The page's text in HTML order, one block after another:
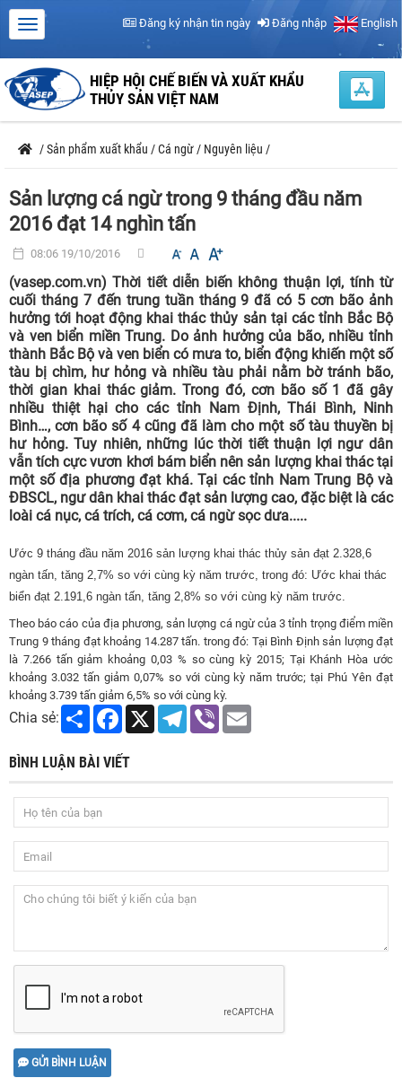
Đăng ký nhận tin ngày Đăng nhập English
HIỆP HỘI CHẾ BIẾN VÀ XUẤT KHẨU
THỦY SẢN VIỆT NAM
/Sản phẩm xuất khẩu /Cá ngừ / Nguyên liệu /
Sản lượng cá ngừ trong 9 tháng đầu năm
2016 đạt 14 nghìn tấn
08:06 19/10/2016
(vasep.com.vn) Thời tiết diễn biến không thuận lợi, tính từ
cuối tháng 7 đến trung tuần tháng 9 đã có 5 cơn bão ảnh
hưởng tới hoạt động khai thác thủy sản tại các tỉnh Bắc Bộ
và ven biển miền Trung. Do ảnh hưởng của bão, nhiều tỉnh
thành Bắc Bộ và ven biển có mưa to, biển động khiến một số
tàu bị chìm, hư hỏng và nhiều tàu phải nằm bờ tránh bão,
thời gian khai thác giảm. Trong đó, cơn bão số 1 đã gây
nhiều thiệt hại cho các tỉnh Nam Định, Thái Bình, Ninh
Bình…, cơn bão số 4 cũng đã làm cho một số tàu thuyền bị
hư hỏng. Tuy nhiên, những lúc thời tiết thuận lợi ngư dân
vẫn tích cực vươn khơi bám biển nên sản lượng khai thác tại
một số địa phương đạt khá. Tại các tỉnh Nam Trung Bộ và
ĐBSCL, ngư dân khai thác đạt sản lượng cao, đặc biệt là các
loài cá nục, cá trích, cá cơm, cá ngừ sọc dưa.....
Ước 9 tháng đầu năm 2016 sản lượng khai thác thủy sản đạt 2.328,6
ngàn tấn, tăng 2,7% so với cùng kỳ năm trước, trong đó: Ước khai thác
biển đạt 2.191,6 ngàn tấn, tăng 2,8% so với cùng kỳ năm trước.
Theo báo cáo của địa phương, sản lượng cá ngừ của 3 tỉnh trọng điểm miền
Trung 9 tháng đạt khoảng 14.287 tấn. trong đó: Tại Bình Định sản lượng đạt
là 7.266 tấn giảm khoảng 0,03 % so cùng kỳ 2015; Tại Khánh Hòa ước
khoảng 3.032 tấn giảm 0,07% so với cùng kỳ năm trước; tại Phú Yên đạt
khoảng 3.739 tấn giảm 6,5% so với cùng kỳ.
Chia sẻ: Share Facebook
X Telegram
Viber
BÌNH LUẬN BÀI VIẾT
GỬI BÌNH LUẬN